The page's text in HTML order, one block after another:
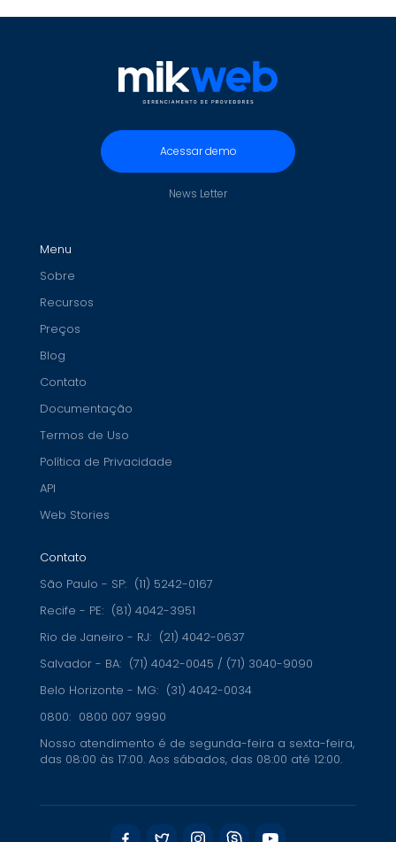
Acessar demo
News Letter
Menu
Sobre
Recursos
Preços
Blog
Contato
Documentação
Termos de Uso
Política de Privacidade
API
Web Stories
Contato
São Paulo - SP: (11) 5242-0167
Recife - PE: (81) 4042-3951
Rio de Janeiro - RJ: (21) 4042-0637
Salvador - BA: (71) 4042-0045 / (71) 3040-9090
Belo Horizonte - MG: (31) 4042-0034
0800: 0800 007 9990
Nosso atendimento é de segunda-feira a sexta-feira,
das 08:00 às 17:00. Aos sábados, das 08:00 até 12:00.